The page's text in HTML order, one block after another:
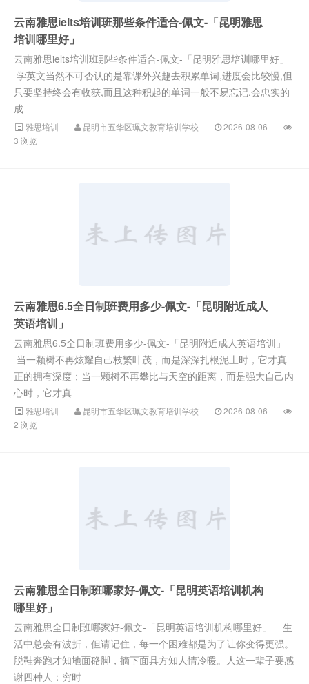
云南雅思ielts培训班那些条件适合-佩文-「昆明雅思
培训哪里好」
云南雅思ielts培训班那些条件适合-佩文-「昆明雅思培训哪里好」
学英文当然不可否认的是靠课外兴趣去积累单词,进度会比较慢,但
只要坚持终会有收获,而且这种积起的单词一般不易忘记,会忠实的
成
雅思培训 昆明市五华区珮文教育培训学校
2026-08-06
3 浏览
云南雅思6.5全日制班费用多少-佩文-「昆明附近成人
英语培训」
云南雅思6.5全日制班费用多少-佩文-「昆明附近成人英语培训」
当一颗树不再炫耀自己枝繁叶茂，而是深深扎根泥土时，它才真
正的拥有深度；当一颗树不再攀比与天空的距离，而是强大自己内
心时，它才真
雅思培训 昆明市五华区珮文教育培训学校
2026-08-06
2 浏览
云南雅思全日制班哪家好-佩文-「昆明英语培训机构
哪里好」
云南雅思全日制班哪家好-佩文-「昆明英语培训机构哪里好」 生
活中总会有波折，但请记住，每一个困难都是为了让你变得更强。
脱鞋奔跑才知地面硌脚，摘下面具方知人情冷暖。人这一辈子要感
谢四种人：穷时